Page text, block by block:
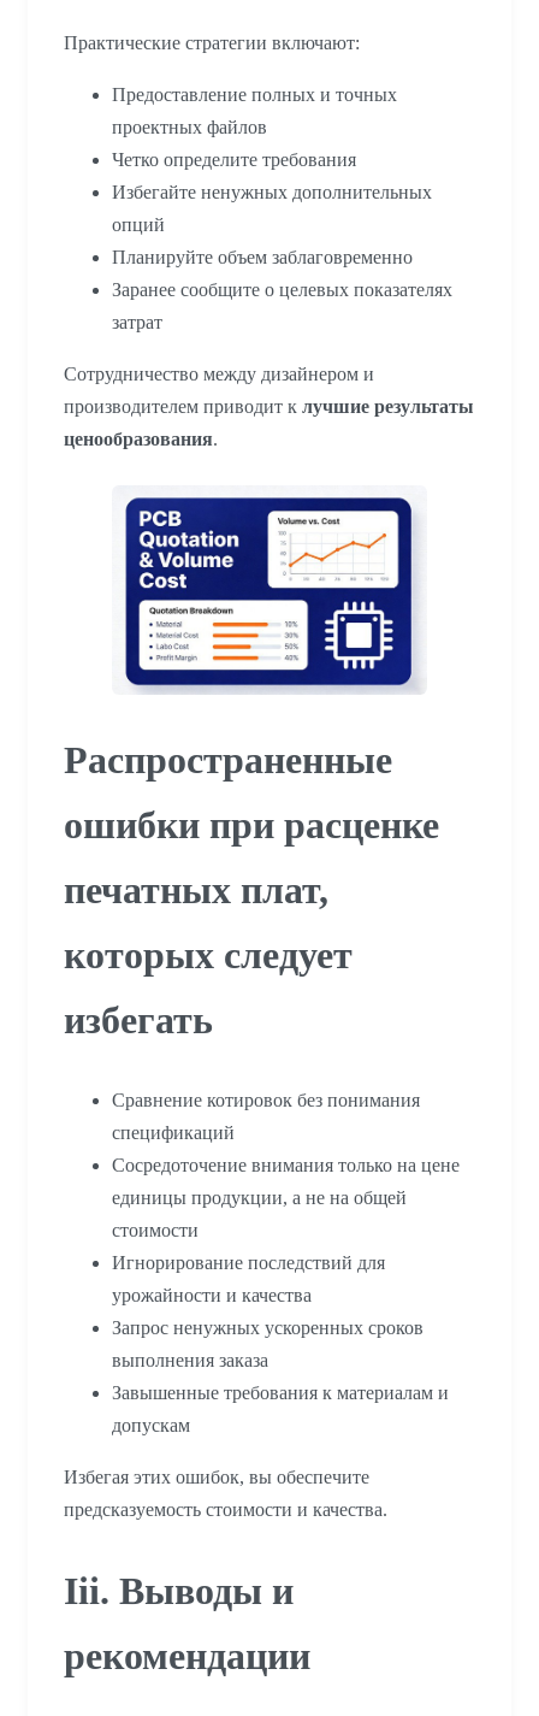
Практические стратегии включают:
Предоставление полных и точных
проектных файлов
Четко определите требования
Избегайте ненужных дополнительных
опций
Планируйте объем заблаговременно
Заранее сообщите о целевых показателях
затрат
Сотрудничество между дизайнером и
производителем приводит к лучшие результаты
ценообразования.
Распространенные
ошибки при расценке
печатных плат,
которых следует
избегать
Сравнение котировок без понимания
спецификаций
Сосредоточение внимания только на цене
единицы продукции, а не на общей
стоимости
Игнорирование последствий для
урожайности и качества
Запрос ненужных ускоренных сроков
выполнения заказа
Завышенные требования к материалам и
допускам
Избегая этих ошибок, вы обеспечите
предсказуемость стоимости и качества.
Iii. Выводы и
рекомендации